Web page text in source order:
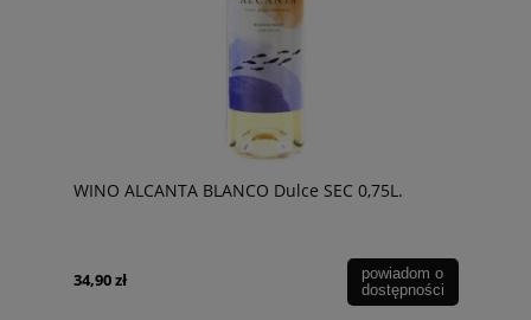
WINO ALCANTA BLANCO Dulce SEC 0,75L.
34,90 zł
powiadom o
dostępności